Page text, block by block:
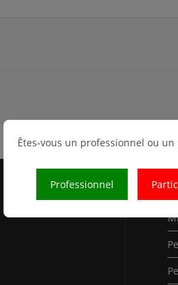
Êtes-vous un professionnel ou
Professionnel